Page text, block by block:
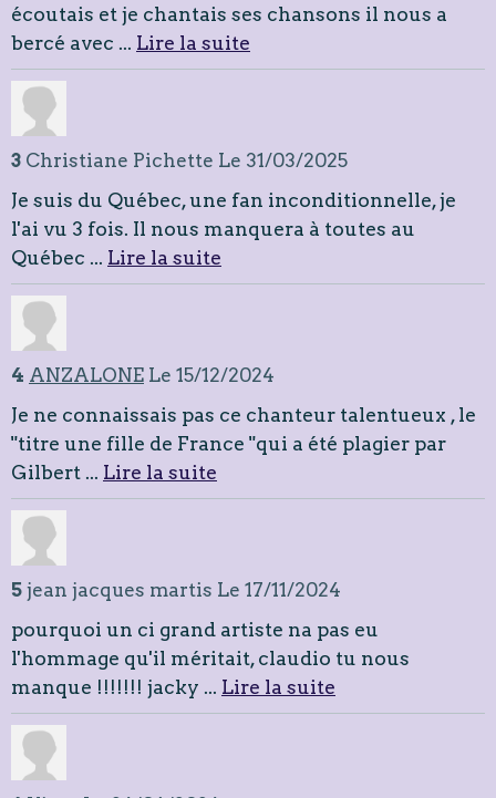
écoutais et je chantais ses chansons il nous a
bercé avec ... Lire la suite
3 Christiane Pichette Le 31/03/2025
Je suis du Québec, une fan inconditionnelle, je
l'ai vu 3 fois. Il nous manquera à toutes au
Québec ... Lire la suite
4 ANZALONE Le 15/12/2024
Je ne connaissais pas ce chanteur talentueux , le
"titre une fille de France "qui a été plagier par
Gilbert ... Lire la suite
5 jean jacques martis Le 17/11/2024
pourquoi un ci grand artiste na pas eu
l'hommage qu'il méritait, claudio tu nous
manque !!!!!!! jacky ... Lire la suite